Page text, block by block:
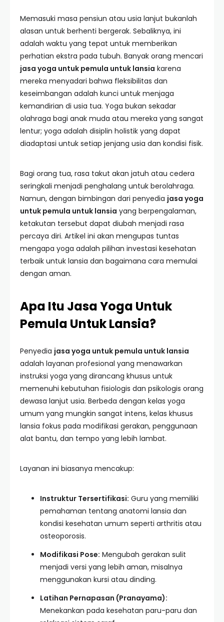
Memasuki masa pensiun atau usia lanjut bukanlah
alasan untuk berhenti bergerak. Sebaliknya, ini
adalah waktu yang tepat untuk memberikan
perhatian ekstra pada tubuh. Banyak orang mencari
jasa yoga untuk pemula untuk lansia karena
mereka menyadari bahwa fleksibilitas dan
keseimbangan adalah kunci untuk menjaga
kemandirian di usia tua. Yoga bukan sekadar
olahraga bagi anak muda atau mereka yang sangat
lentur; yoga adalah disiplin holistik yang dapat
diadaptasi untuk setiap jenjang usia dan kondisi fisik.
Bagi orang tua, rasa takut akan jatuh atau cedera
seringkali menjadi penghalang untuk berolahraga.
Namun, dengan bimbingan dari penyedia jasa yoga
untuk pemula untuk lansia yang berpengalaman,
ketakutan tersebut dapat diubah menjadi rasa
percaya diri. Artikel ini akan mengupas tuntas
mengapa yoga adalah pilihan investasi kesehatan
terbaik untuk lansia dan bagaimana cara memulai
dengan aman.
Apa Itu Jasa Yoga Untuk
Pemula Untuk Lansia?
Penyedia jasa yoga untuk pemula untuk lansia
adalah layanan profesional yang menawarkan
instruksi yoga yang dirancang khusus untuk
memenuhi kebutuhan fisiologis dan psikologis orang
dewasa lanjut usia. Berbeda dengan kelas yoga
umum yang mungkin sangat intens, kelas khusus
lansia fokus pada modifikasi gerakan, penggunaan
alat bantu, dan tempo yang lebih lambat.
Layanan ini biasanya mencakup:
Instruktur Tersertifikasi: Guru yang memiliki
pemahaman tentang anatomi lansia dan
kondisi kesehatan umum seperti arthritis atau
osteoporosis.
Modifikasi Pose: Mengubah gerakan sulit
menjadi versi yang lebih aman, misalnya
menggunakan kursi atau dinding.
Latihan Pernapasan (Pranayama):
Menekankan pada kesehatan paru-paru dan